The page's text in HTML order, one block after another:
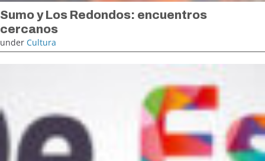
Sumo y Los Redondos: encuentros
cercanos
under Cultura